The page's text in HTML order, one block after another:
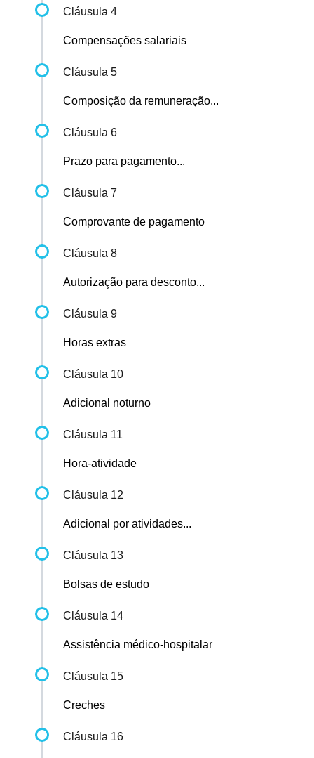
Cláusula 4
Compensações salariais
Cláusula 5
Composição da remuneração...
Cláusula 6
Prazo para pagamento...
Cláusula 7
Comprovante de pagamento
Cláusula 8
Autorização para desconto...
Cláusula 9
Horas extras
Cláusula 10
Adicional noturno
Cláusula 11
Hora-atividade
Cláusula 12
Adicional por atividades...
Cláusula 13
Bolsas de estudo
Cláusula 14
Assistência médico-hospitalar
Cláusula 15
Creches
Cláusula 16